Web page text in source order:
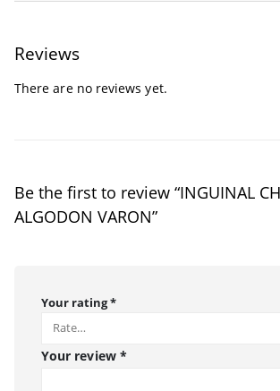
Reviews
There are no reviews yet.
Be the first to review “INGUINAL
ALGODON VARON”
Your rating*
Your review *